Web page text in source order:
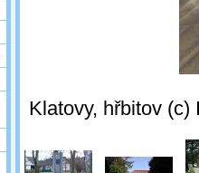
Klatovy, hřbitov